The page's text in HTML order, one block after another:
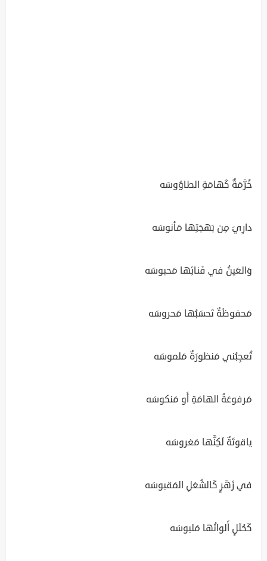
خُرَّمَةٌ كَهامَةِ الطاوُوسَه
دارِيَ مِن بَهجَتِها مَأنوسَه
وَالعَينُ في فَنائِها مَحبوسَه
مَحفوظَةٌ تَحسَبُها مَحروسَه
تُعجِبُني مَنظورَةٌ مَلموسَه
مَرفوعَةُ الهامَةِ أَو مَنكوسَه
ياقوتَةٌ لَكِنَّها مَغروسَه
في زَهَرٍ كَالشُعَلِ المَقبوسَه
كَحُلَلٍ أَلوانُها مَلبوسَه